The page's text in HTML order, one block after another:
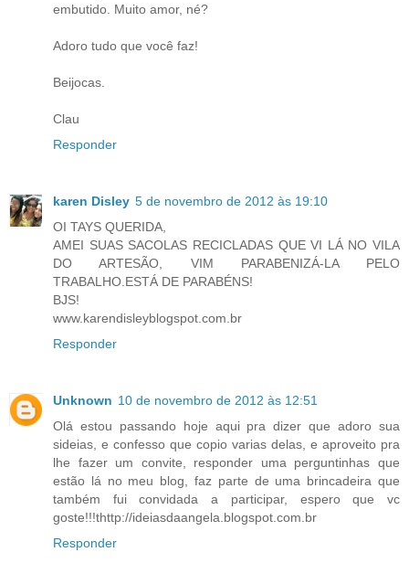
embutido. Muito amor, né?
Adoro tudo que você faz!
Beijocas.
Clau
Responder
karen Disley 5 de novembro de 2012 às 19:10
OI TAYS QUERIDA,
AMEI SUAS SACOLAS RECICLADAS QUE VI LÁ NO VILA
DO ARTESÃO, VIM PARABENIZÁ-LA PELO
TRABALHO.ESTÁ DE PARABÉNS!
BJS!
www.karendisleyblogspot.com.br
Responder
Unknown 10 de novembro de 2012 às 12:51
Olá estou passando hoje aqui pra dizer que adoro sua
sideias, e confesso que copio varias delas, e aproveito pra
lhe fazer um convite, responder uma perguntinhas que
estão lá no meu blog, faz parte de uma brincadeira que
também fui convidada a participar, espero que vc
goste!!!thttp://ideiasdaangela.blogspot.com.br
Responder